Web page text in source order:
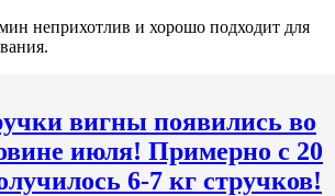
неприхотлив и хорошо подходит для
вигны появились во
июля! Примерно с 20
6-7 кг стручков!